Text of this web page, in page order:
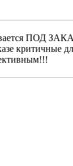
ПОД
критичные